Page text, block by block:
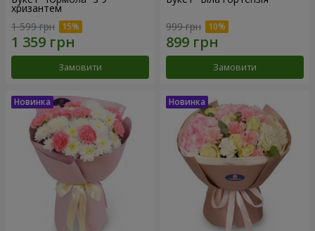
хризантем
1 599 грн
Замовити
999 грн
Замовити